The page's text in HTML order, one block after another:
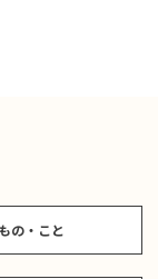
もの・こと